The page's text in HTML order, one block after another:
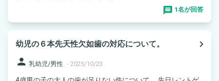
1名が回答
幼児の６本先天性欠如歯の対応について。
navigate_next
person 乳幼児/男性 - 2025/10/23